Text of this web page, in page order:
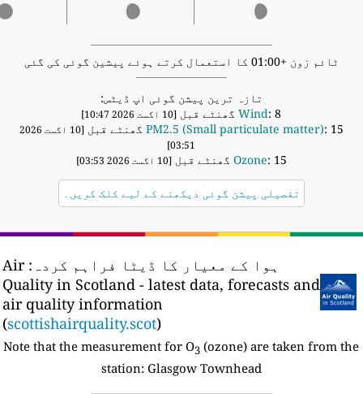
ٹائم زون +01:00 کا استعمال کرتے ہوئے پیشین گوئی کی گئی
تازہ ترین پیشن گوئی اپ ڈیٹس:
Wind : 8 گھنٹے قبل [10 اگست 2026 10:47]
PM2.5 (Small particulate matter) : 15 گھنٹے قبل
[10 اگست 2026
03:51]
Ozone : 15 گھنٹے قبل
تفصیلی پیشن گوئی دیکھنے کے لیے کلک کریں۔
ہوا کے معیار کا ڈیٹا فراہم کردہ:
Air
Quality in Scotland - latest data, forecasts and
air quality information
(scottishairquality.scot)
Note that the measurement for O3(ozone) are taken from the
station:Glasgow Townhead